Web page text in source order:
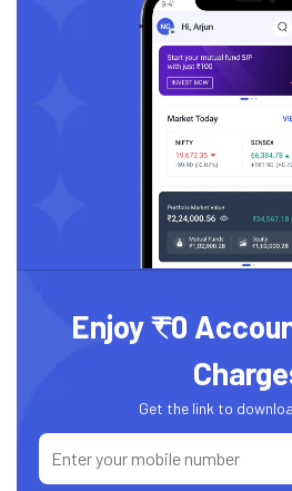
Enjoy ₹0
Get the link to